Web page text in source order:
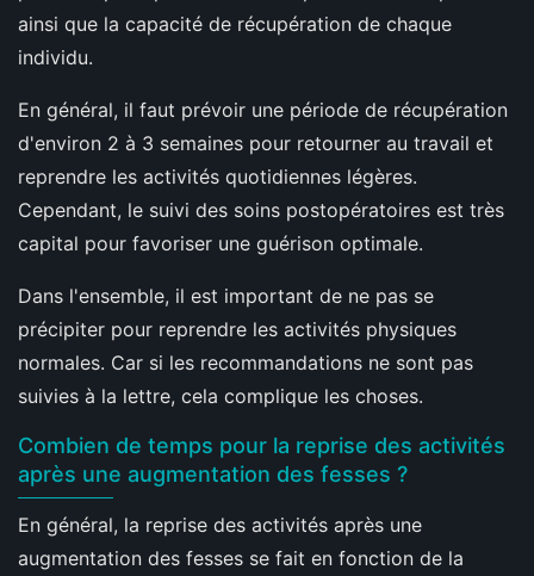
ainsi que la capacité de récupération de chaque
individu.
En général, il faut prévoir une période de récupération
d'environ 2 à 3 semaines pour retourner au travail et
reprendre les activités quotidiennes légères.
Cependant, le suivi des soins postopératoires est très
capital pour favoriser une guérison optimale.
Dans l'ensemble, il est important de ne pas se
précipiter pour reprendre les activités physiques
normales. Car si les recommandations ne sont pas
suivies à la lettre, cela complique les choses.
Combien de temps pour la reprise des activités
après une augmentation des fesses ?
En général, la reprise des activités après une
augmentation des fesses se fait en fonction de la